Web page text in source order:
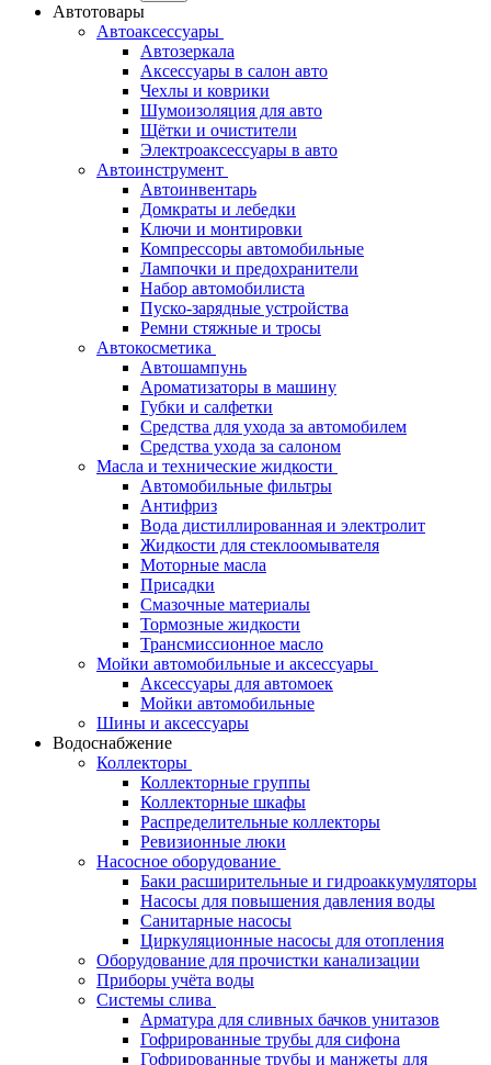
Автотовары
Автоаксессуары
Автозеркала
Аксессуары в салон авто
Чехлы и коврики
Шумоизоляция для авто
Щётки и очистители
Электроаксессуары в авто
Автоинструмент
Автоинвентарь
Домкраты и лебедки
Ключи и монтировки
Компрессоры автомобильные
Лампочки и предохранители
Набор автомобилиста
Пуско-зарядные устройства
Ремни стяжные и тросы
Автокосметика
Автошампунь
Ароматизаторы в машину
Губки и салфетки
Средства для ухода за автомобилем
Средства ухода за салоном
Масла и технические жидкости
Автомобильные фильтры
Антифриз
Вода дистиллированная и электролит
Жидкости для стеклоомывателя
Моторные масла
Присадки
Смазочные материалы
Тормозные жидкости
Трансмиссионное масло
Мойки автомобильные и аксессуары
Аксессуары для автомоек
Мойки автомобильные
Шины и аксессуары
Водоснабжение
Коллекторы
Коллекторные группы
Коллекторные шкафы
Распределительные коллекторы
Ревизионные люки
Насосное оборудование
Баки расширительные и гидроаккумуляторы
Насосы для повышения давления воды
Санитарные насосы
Циркуляционные насосы для отопления
Оборудование для прочистки канализации
Приборы учёта воды
Системы слива
Арматура для сливных бачков унитазов
Гофрированные трубы для сифона
Гофрированные трубы и манжеты для